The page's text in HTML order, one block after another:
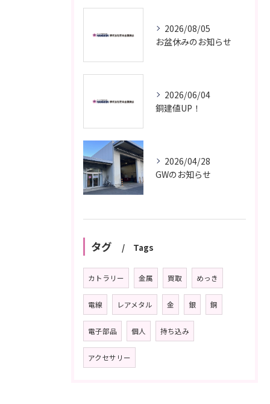
2026/08/05
お盆休みのお知らせ
2026/06/04
銅建値UP！
2026/04/28
GWのお知らせ
タグ Tags
カトラリー 金属 買取 めっき
電線 レアメタル 金 銀 銅
電子部品 個人 持ち込み
アクセサリー